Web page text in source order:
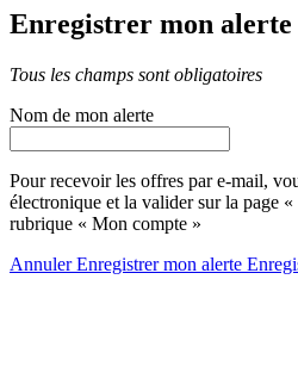
Enregistrer mon alerte
Tous les champs sont obligatoires
Nom de mon alerte
Pour recevoir les offres par e-mail,
électronique et la valider sur la page «
rubrique « Mon compte »
AnnulerEnregistrer mon alerte